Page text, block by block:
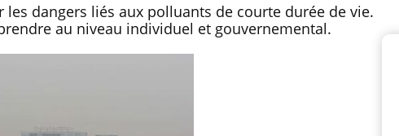
dangers liés aux polluants de courte durée de vie.
au niveau individuel et gouvernemental.